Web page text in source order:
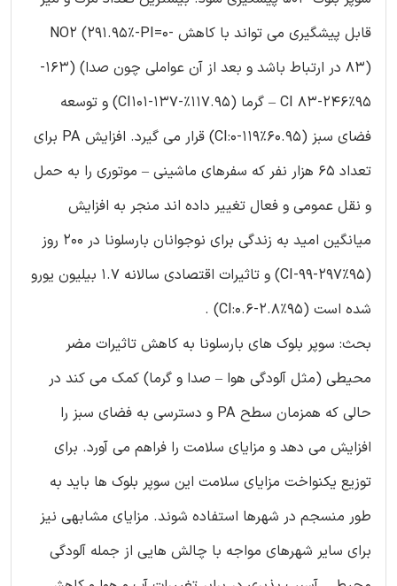
قابل پیشگیری می تواند با کاهش NO2 (291.95%-PI=0-
83) در ارتباط باشد و بعد از آن عواملی چون صدا) (163-
95%CI 83-246 – گرما (117.95%-CI101-137) و توسعه
فضای سبز (60.95%CI:0-119) قرار می گیرد. افزایش PA برای
تعداد 65 هزار نفر که سفرهای ماشینی – موتوری را به حمل
و نقل عمومی و فعال تغییر داده اند منجر به افزایش
میانگین امید به زندگی برای نوجوانان بارسلونا در 200 روز
(95%CI-99-297) و تاثیرات اقتصادی سالانه 1.7 بیلیون یورو
شده است (95%CI:0.6-2.8) .
بحث: سوپر بلوک های بارسلونا به کاهش تاثیرات مضر
محیطی (مثل آلودگی هوا – صدا و گرما) کمک می کند در
حالی که همزمان سطح PA و دسترسی به فضای سبز را
افزایش می دهد و مزایای سلامت را فراهم می آورد. برای
توزیع یکنواخت مزایای سلامت این سوپر بلوک ها باید به
طور منسجم در شهرها استفاده شوند. مزایای مشابهی نیز
برای سایر شهرهای مواجه با چالش هایی از جمله آلودگی